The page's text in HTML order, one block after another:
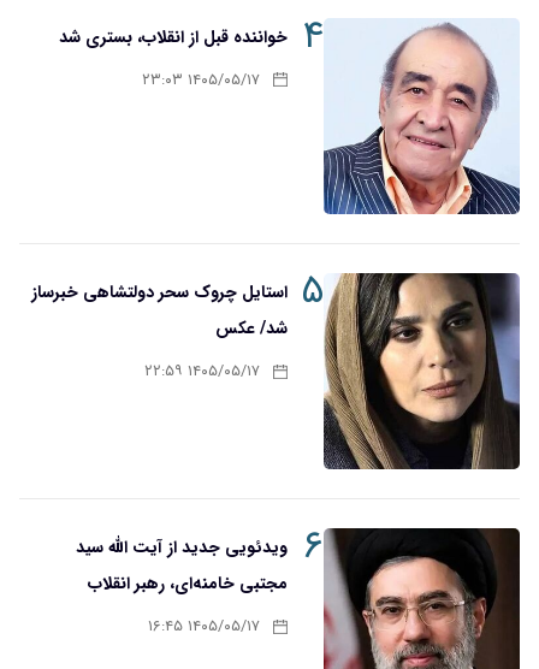
۴ خواننده قبل از انقلاب، بستری شد
۱۴۰۵/۰۵/۱۷ ۲۳:۰۳
۵ استایل چروک سحر دولتشاهی خبرساز
شد/ عکس
۱۴۰۵/۰۵/۱۷ ۲۲:۵۹
۶
ویدئویی جدید از آیت الله سید
مجتبی خامنه‌ای، رهبر انقلاب
۱۴۰۵/۰۵/۱۷ ۱۶:۴۵